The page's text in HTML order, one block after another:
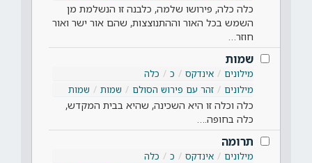
כלה כלה, פירושו שלמה, כלבנה זו הנשלמת מן
השמש בכל האור וההתנוצצות, שהם אור ישר ואור
חוזר…
שמות
מילונים אינדקס כ
כלה
מילונים
זהר עם פירוש הסולם שמות שמות
כלה וכלה זו היא השכינה, שהיא בבית המקדש,
כלה בחופה.…
תרומה
מילונים אינדקס כ
כלה